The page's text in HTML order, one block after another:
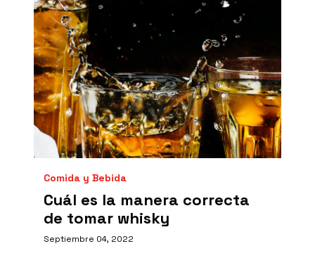
Comida y Bebida
Cuál es la manera correcta
de tomar whisky
Septiembre 04, 2022